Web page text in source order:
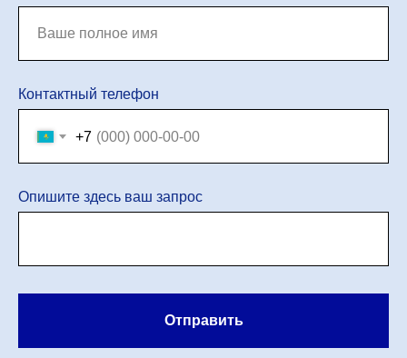
Контактный телефон
+7
Опишите здесь ваш запрос
Отправить